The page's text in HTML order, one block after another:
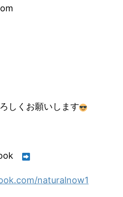
しくお願いします
naturalnow1